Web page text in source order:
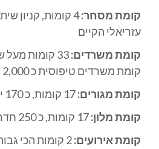
קומת מסחר:
4 קומות, קניון
עזריאלי הקיים
קומת משרדים:
33 קומות
קומת משרדים טיפוסית כ 2,000 מר.
קומת מגורים:
קומת מלון:
קומת אירועים:
2 קומות הכי